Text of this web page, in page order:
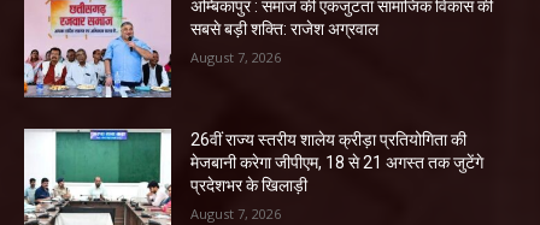
अम्बिकापुर : समाज की एकजुटता सामाजिक विकास की
सबसे बड़ी शक्ति: राजेश अग्रवाल
August 7, 2026
26वीं राज्य स्तरीय शालेय क्रीड़ा प्रतियोगिता की
मेजबानी करेगा जीपीएम, 18 से 21 अगस्त तक जुटेंगे
प्रदेशभर के खिलाड़ी
August 7, 2026